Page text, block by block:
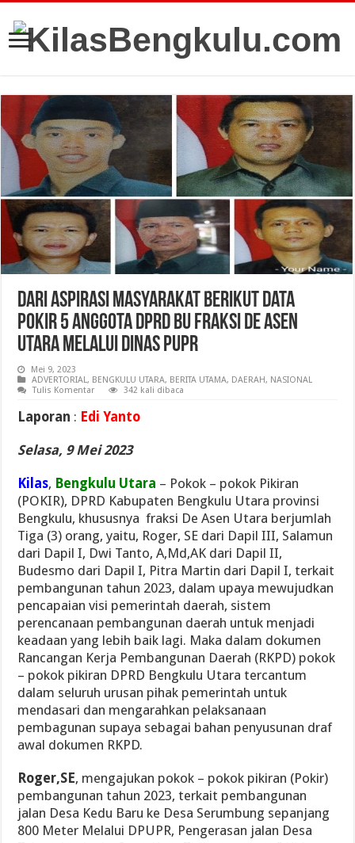
Dari Aspirasi Masyarakat Berikut Data
Pokir 5 Anggota DPRD BU Fraksi De Asen
Utara Melalui Dinas PUPR
Mei 9, 2023
ADVERTORIAL, BENGKULU UTARA, BERITA UTAMA, DAERAH, NASIONAL
Tulis Komentar
342 kali dibaca
Laporan : Edi Yanto
Selasa, 9 Mei 2023
Kilas, Bengkulu Utara – Pokok – pokok Pikiran
(POKIR), DPRD Kabupaten Bengkulu Utara provinsi
Bengkulu, khususnya fraksi De Asen Utara berjumlah
Tiga (3) orang, yaitu, Roger, SE dari Dapil III, Salamun
dari Dapil I, Dwi Tanto, A,Md,AK dari Dapil II,
Budesmo dari Dapil I, Pitra Martin dari Dapil I, terkait
pembangunan tahun 2023, dalam upaya mewujudkan
pencapaian visi pemerintah daerah, sistem
perencanaan pembangunan daerah untuk menjadi
keadaan yang lebih baik lagi. Maka dalam dokumen
Rancangan Kerja Pembangunan Daerah (RKPD) pokok
– pokok pikiran DPRD Bengkulu Utara tercantum
dalam seluruh urusan pihak pemerintah untuk
mendasari dan mengarahkan pelaksanaan
pembagunan supaya sebagai bahan penyusunan draf
awal dokumen RKPD.
Roger,SE, mengajukan pokok – pokok pikiran (Pokir)
pembangunan tahun 2023, terkait pembangunan
jalan Desa Kedu Baru ke Desa Serumbung sepanjang
800 Meter Melalui DPUPR, Pengerasan jalan Desa